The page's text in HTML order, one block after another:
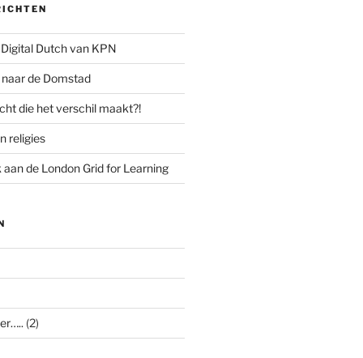
Dutch van KPN
de Domstad
die het verschil maakt?!
religies
de London Grid for Learning
(2)